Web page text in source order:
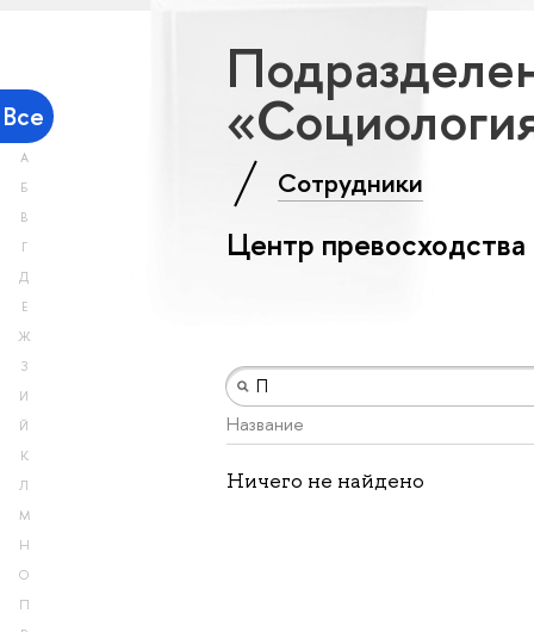
Все
А
Б
В
Г
Д
Е
Ж
З
И
Й
К
Л
М
Н
О
П
Сотрудники
Центр превосходства
Название
Ничего не найдено